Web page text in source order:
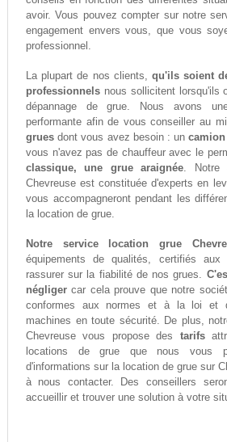
avoir. Vous pouvez compter sur notre
engagement envers vous, que vous
professionnel.
La plupart de nos clients, qu'ils soient
professionnelsnous sollicitent lorsqu'ils
dépannage de grue. Nous avons
performante afin de vous conseiller au
gruesdont vous avez besoin : un
vous n'avez pas de chauffeur avec le
classique, une grue araignée. Notre
Chevreuse est constituée d'experts en
vous accompagneront pendant les
la location de grue.
Notre service location grue
équipements de qualités, certifiés
rassurer sur la fiabilité de nos grues.
négligercar cela prouve que notre
conformes aux normes et à la loi et
machines en toute sécurité. De plus,
Chevreuse vous propose des tarifs
locations de grue que nous vous
d'informations sur la location de grue sur
à nous contacter. Des conseillers
accueillir et trouver une solution à votre